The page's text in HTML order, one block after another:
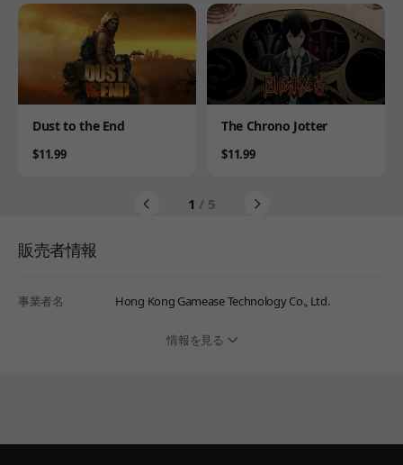
Product
Dust to the End
Price
$11.99
Product
The Chrono Jotter
Price
$11.99
1 / 5
販売者情報
事業者名 Hong Kong Gamease Technology Co., Ltd.
情報を見る